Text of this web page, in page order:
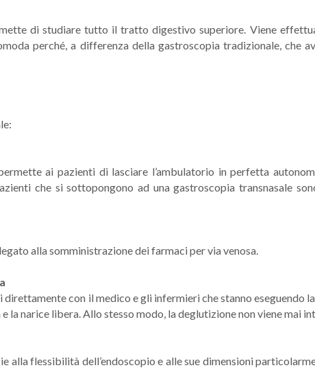
di studiare tutto il tratto digestivo superiore. Viene
perché, a differenza della gastroscopia tradizionale, che
ai pazienti di lasciare l’ambulatorio in perfetta
che si sottopongono ad una gastroscopia transnasale
alla somministrazione dei farmaci per via venosa.
con il medico e gli infermieri che stanno eseguendo
narice libera. Allo stesso modo, la deglutizione non viene mai
alla flessibilità dell’endoscopio e alle sue dimensioni